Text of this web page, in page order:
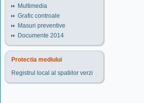
Multimedia
Grafic controale
Masuri preventive
Documente 2014
Protectia mediului
Registrul local al spatiilor verzi